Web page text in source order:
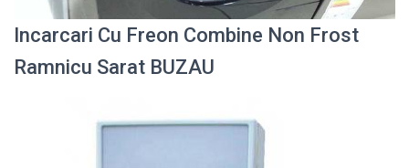
Incarcari Cu Freon Combine Non Frost
Ramnicu Sarat BUZAU